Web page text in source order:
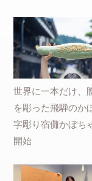
世界に一本だけ、
を彫った飛騨のか
字彫り宿儺かぼち
開始